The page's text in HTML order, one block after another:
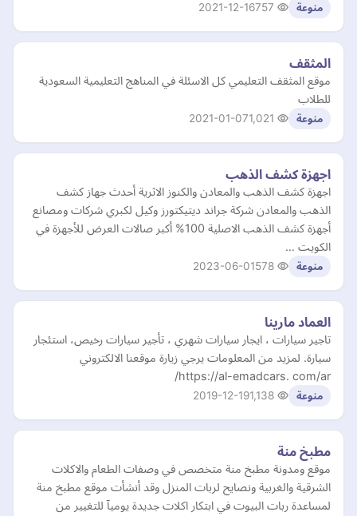
منوعة 2021-12-16
المثقف
موقع المثقف التعليمي كل الاسئلة في المناهج التعليمية السعودية
للطلاب
منوعة 2021-01-07
اجهزة كشف الذهب
اجهزة كشف الذهب والمعادن والكنوز الاثرية أحدث جهاز كشف
الذهب والمعادن شركة جراند ديتيكتورز وكيل لكبري شركات ومصانع
أجهزة كشف الذهب الاصلية 100% أكبر صالات العرض للأجهزة في
الكويت …
منوعة 2023-06-01
العماد مارينا
تاجير سيارات ، ايجار سيارات شهري ، تأجير سيارات رخيص، استئجار
سيارة. لمزيد من المعلومات يرجي زيارة موقعنا الالكتروني
https://al-emadcars. com/ar/
منوعة 2019-12-19
مطبخ منة
موقع ومدونة مطبخ منة متخصص في وصفات الطعام والاكلات
الشرقية والغربية ونصايح لربات المنزل وقد أنشأت موقع مطبخ منة
لمساعدة ربات البيوت في ابتكار اكلات جديدة يوميآ للتغيير من